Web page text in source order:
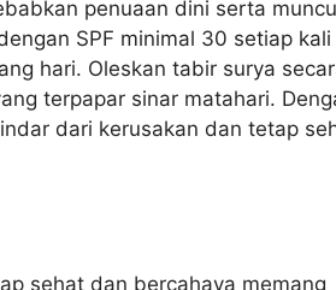
penuaan dini serta
SPF minimal 30 setiap kali
hari. Oleskan tabir surya
terpapar sinar matahari.
dari kerusakan dan tetap
sehat dan bercahaya memang